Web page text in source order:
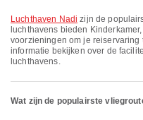
Luchthaven Nadi zijn de
luchthavens bieden
voorzieningen om je
informatie bekijken over de
luchthavens.
Wat zijn de populairste